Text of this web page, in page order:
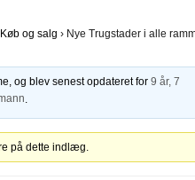
Køb og salg › Nye Trugstader i alle
og blev senest opdateret for 9 år, 7
på dette indlæg.